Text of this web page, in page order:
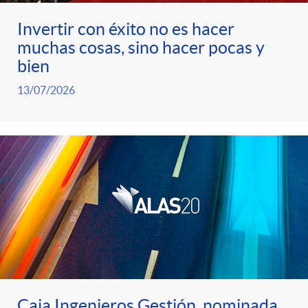
a
s
e
c
o
n
<
h
2
>
N
o
c
i
a
s
Invertir con éxito no es hacer
muchas cosas, sino hacer pocas y
bien
13/07/2026
Caja Ingenieros Gestión, nominada